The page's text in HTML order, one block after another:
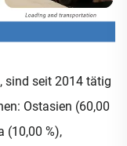
sind seit 2014 tätig
Ostasien (60,00
(10,00 %),